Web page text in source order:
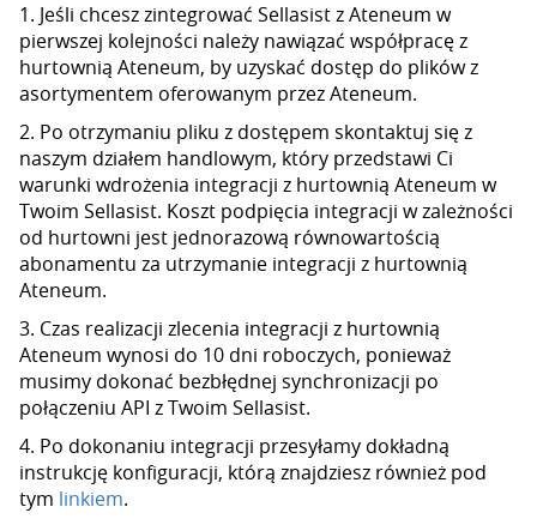
1. Jeśli chcesz zintegrować Sellasist z Ateneum w
pierwszej kolejności należy nawiązać współpracę z
hurtownią Ateneum, by uzyskać dostęp do plików z
asortymentem oferowanym przez Ateneum.
2. Po otrzymaniu pliku z dostępem skontaktuj się z
naszym działem handlowym, który przedstawi Ci
warunki wdrożenia integracji z hurtownią Ateneum w
Twoim Sellasist. Koszt podpięcia integracji w zależności
od hurtowni jest jednorazową równowartością
abonamentu za utrzymanie integracji z hurtownią
Ateneum.
3. Czas realizacji zlecenia integracji z hurtownią
Ateneum wynosi do 10 dni roboczych, ponieważ
musimy dokonać bezbłędnej synchronizacji po
połączeniu API z Twoim Sellasist.
4. Po dokonaniu integracji przesyłamy dokładną
instrukcję konfiguracji, którą znajdziesz również pod
tym linkiem.